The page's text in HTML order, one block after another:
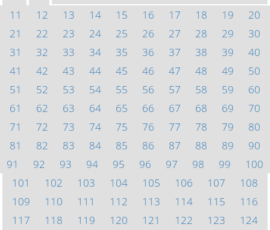
11
12 13 14 15 16 17 18 19
20
21
22 23 24 25 26 27 28 29
30
31
32 33 34 35 36 37 38 39
40
41
42 43 44 45 46 47 48 49
50
51
52 53 54 55 56 57 58 59
60
61
62 63 64 65 66 67 68 69
70
71
72 73 74 75 76 77 78 79
80
81
82 83 84 85 86 87 88 89
90
91
92 93 94 95 96 97 98 99
100
101
102 103 104 105 106 107
108
109
110 111 112 113 114 115
116
117
118 119 120 121 122 123
124